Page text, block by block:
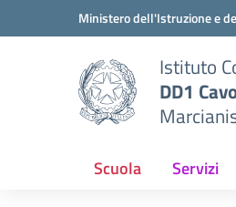
Vai ai contenuti
Vai al menu di navigazione
Ministero dell'Istruzione e
Istituto
DD1
Scuola Servizi